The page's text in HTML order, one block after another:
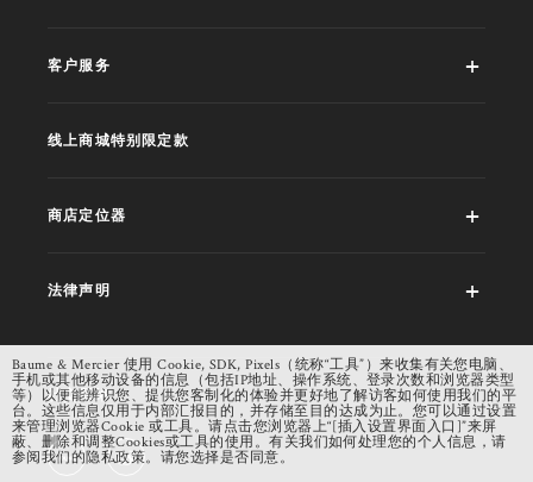
客户服务
线上商城特别限定款
商店定位器
法律声明
社交网络
Baume & Mercier 使用 Cookie, SDK, Pixels（统称“工具”）来收集有关您电脑、
手机或其他移动设备的信息（包括IP地址、操作系统、登录次数和浏览器类型
等）以便能辨识您、提供您客制化的体验并更好地了解访客如何使用我们的平
台。这些信息仅用于内部汇报目的，并存储至目的达成为止。您可以通过设置
来管理浏览器Cookie 或工具。请点击您浏览器上“[插入设置界面入口]”来屏
蔽、删除和调整Cookies或工具的使用。有关我们如何处理您的个人信息，请
参阅我们的隐私政策。请您选择是否同意。